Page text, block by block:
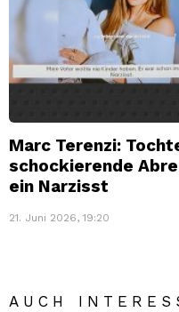
Marc Terenzi:
schockierende
ein Narzisst
21. Juni 2026, 19:20
AUCH